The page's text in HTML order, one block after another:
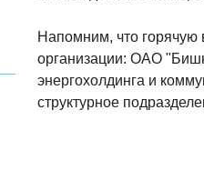
Напомним, что горячую
организации: ОАО
энергохолдинга и
структурное